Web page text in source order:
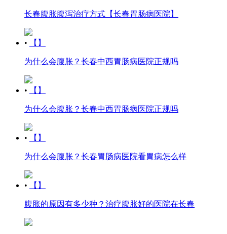
长春腹胀腹泻治疗方式【长春胃肠病医院】
• 【】
为什么会腹胀？长春中西胃肠病医院正规吗
• 【】
为什么会腹胀？长春中西胃肠病医院正规吗
• 【】
为什么会腹胀？长春胃肠病医院看胃病怎么样
• 【】
腹胀的原因有多少种？治疗腹胀好的医院在长春